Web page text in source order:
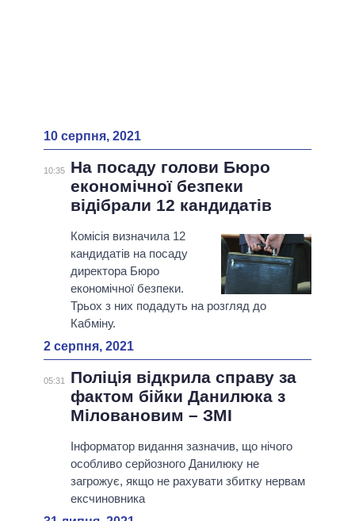
10 серпня, 2021
10:35
На посаду голови Бюро
економічної безпеки
відібрали 12 кандидатів
Комісія визначила 12
кандидатів на посаду
директора Бюро
економічної безпеки.
Трьох з них подадуть на розгляд до
Кабміну.
2 серпня, 2021
05:31
Поліція відкрила справу за
фактом бійки Данилюка з
Міловановим – ЗМІ
Інформатор видання зазначив, що нічого
особливо серйозного Данилюку не
загрожує, якщо не рахувати збитку нервам
ексчиновника